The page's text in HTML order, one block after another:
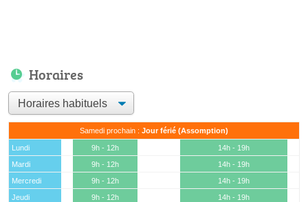
Horaires
Samedi prochain : Jour férié (Assomption)
Lundi 9h - 12h
14h - 19h
Mardi
9h - 12h
14h - 19h
Mercredi
9h - 12h
14h - 19h
Jeudi
9h - 12h
14h - 19h